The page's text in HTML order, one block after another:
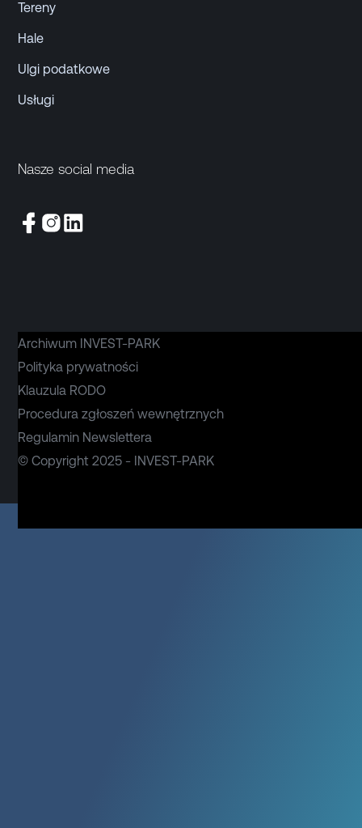
Tereny
Hale
Ulgi podatkowe
Usługi
Nasze social media
© Copyright 2025 - INVEST-PARK
Archiwum INVEST-PARK
Polityka prywatności
Klauzula RODO
Procedura zgłoszeń wewnętrznych
Regulamin Newslettera